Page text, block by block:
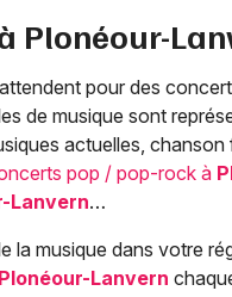
Plonéour-
pour des
de musique sont
actuelles, chanson
pop / pop-rock à
Lanvern…
la musique dans votre
Plonéour-Lanvern